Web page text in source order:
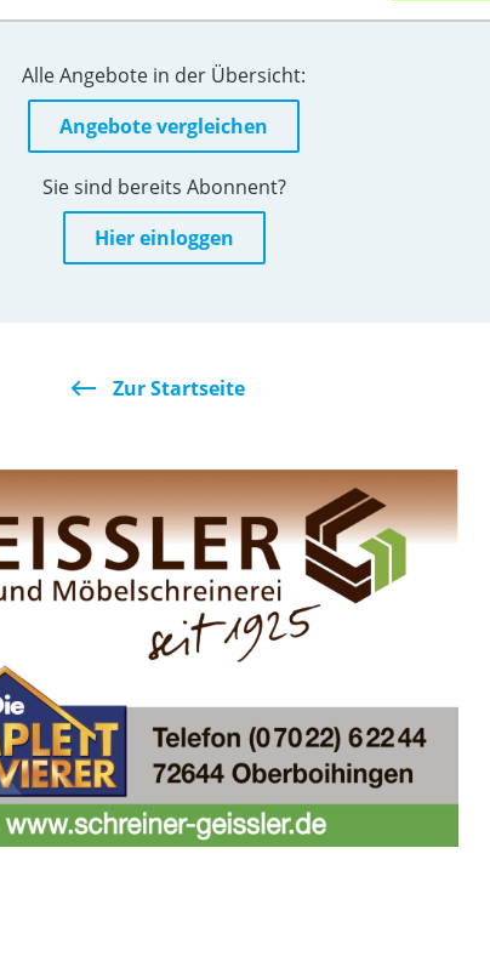
Alle Angebote in der Übersicht:
Angebote vergleichen
Sie sind bereits Abonnent?
Hier einloggen
Zur Startseite